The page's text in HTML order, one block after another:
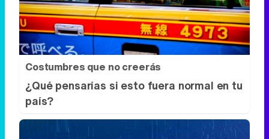
Costumbres que no creerás
¿Qué pensarías si esto fuera normal en tu
país?